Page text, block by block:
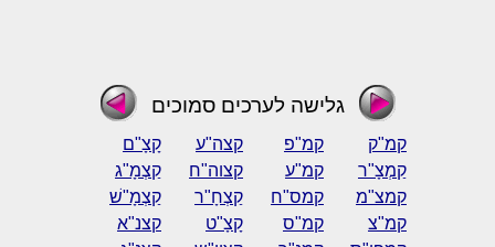
גלישה לערכים סמוכים
קמ"ק קמ"פ קצה"ע
קָצָ"ם
קַמְצָ"ר
קמ"ע קצוה"ח
קַצְמָ"ג
קמצ"מ
קמס"ח קַצְחָ"ר
קַצְמָ"שׁ
קמ"צ
קמ"ס קָצָ"ט
קצנ"א